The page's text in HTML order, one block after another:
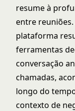
resume à
entre
plataforma
ferramentas
conversação
chamadas,
longo do
contexto de